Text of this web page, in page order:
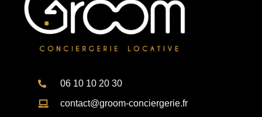
06 10 10 20 30
contact@groom-conciergerie.fr